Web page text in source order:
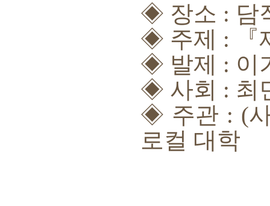
◈ 장소 : 담
◈ 주제 :
◈ 발제 : 이
◈ 사회 : 최
◈ 주관 : (
로컬 대학